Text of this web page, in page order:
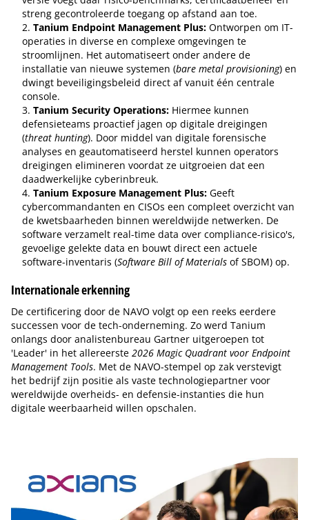
streng gecontroleerde toegang op afstand aan toe.
Tanium Endpoint Management Plus: Ontworpen om IT-
operaties in diverse en complexe omgevingen te
stroomlijnen. Het automatiseert onder andere de
installatie van nieuwe systemen (bare metal provisioning) en
dwingt beveiligingsbeleid direct af vanuit één centrale
console.
Tanium Security Operations: Hiermee kunnen
defensieteams proactief jagen op digitale dreigingen
(threat hunting). Door middel van digitale forensische
analyses en geautomatiseerd herstel kunnen operators
dreigingen elimineren voordat ze uitgroeien dat een
daadwerkelijke cyberinbreuk.
Tanium Exposure Management Plus: Geeft
cybercommandanten en CISOs een compleet overzicht van
de kwetsbaarheden binnen wereldwijde netwerken. De
software verzamelt real-time data over compliance-risico's,
gevoelige gelekte data en bouwt direct een actuele
software-inventaris (Software Bill of Materials of SBOM) op.
Internationale erkenning
De certificering door de NAVO volgt op een reeks eerdere
successen voor de tech-onderneming. Zo werd Tanium
onlangs door analistenbureau Gartner uitgeroepen tot
'Leader' in het allereerste 2026 Magic Quadrant voor Endpoint
Management Tools. Met de NAVO-stempel op zak verstevigt
het bedrijf zijn positie als vaste technologiepartner voor
wereldwijde overheids- en defensie-instanties die hun
digitale weerbaarheid willen opschalen.